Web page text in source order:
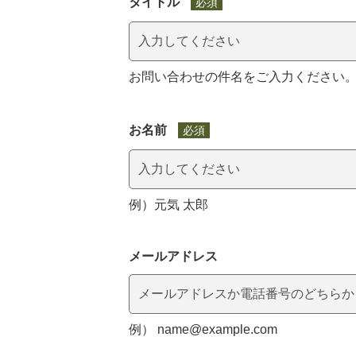
必須
お問い合わせの件名をご入力ください
お名前 必須
例）元気 太郎
メールアドレス
例） name@example.com